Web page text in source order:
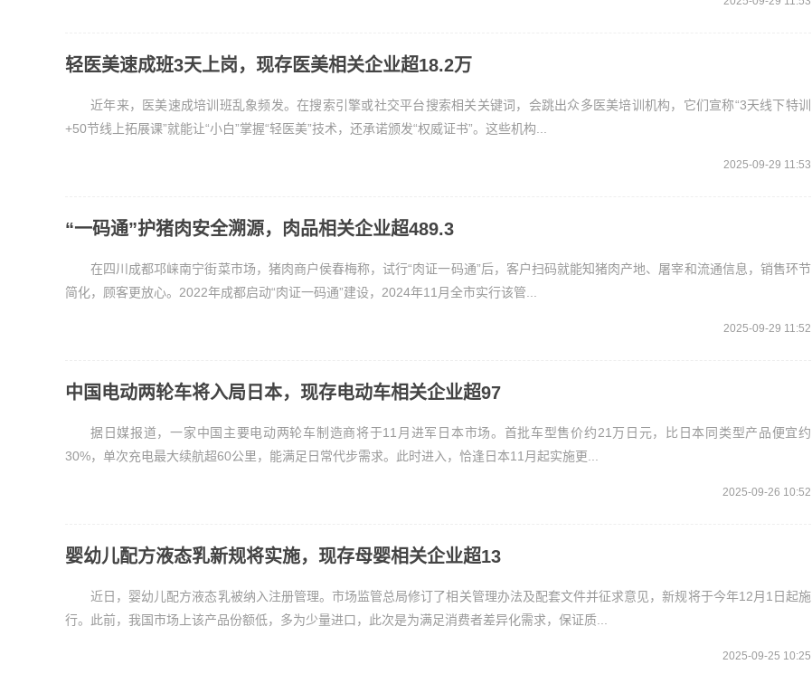
轻医美速成班3天上岗，现存医美相关企业超18.2万
近年来，医美速成培训班乱象频发。在搜索引擎或社交平台搜索相关关键词，会跳出众多医美培训机构，它们宣称“3天线下特训
+50节线上拓展课”就能让“小白”掌握“轻医美”技术，还承诺颁发“权威证书”。这些机构...
2025-09-29 11:53
“一码通”护猪肉安全溯源，肉品相关企业超489.3
在四川成都邛崃南宁街菜市场，猪肉商户侯春梅称，试行“肉证一码通”后，客户扫码就能知猪肉产地、屠宰和流通信息，销售环节
简化，顾客更放心。2022年成都启动“肉证一码通”建设，2024年11月全市实行该管...
2025-09-29 11:52
中国电动两轮车将入局日本，现存电动车相关企业超97
据日媒报道，一家中国主要电动两轮车制造商将于11月进军日本市场。首批车型售价约21万日元，比日本同类型产品便宜约
30%，单次充电最大续航超60公里，能满足日常代步需求。此时进入，恰逢日本11月起实施更...
2025-09-26 10:52
婴幼儿配方液态乳新规将实施，现存母婴相关企业超13
近日，婴幼儿配方液态乳被纳入注册管理。市场监管总局修订了相关管理办法及配套文件并征求意见，新规将于今年12月1日起施
行。此前，我国市场上该产品份额低，多为少量进口，此次是为满足消费者差异化需求，保证质...
2025-09-25 10:25